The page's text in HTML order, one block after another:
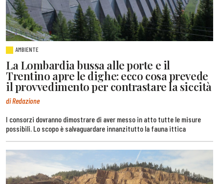
AMBIENTE
La Lombardia bussa alle porte e il
Trentino apre le dighe: ecco cosa prevede
il provvedimento per contrastare la siccità
di Redazione
I consorzi dovranno dimostrare di aver messo in atto tutte le misure
possibili. Lo scopo è salvaguardare innanzitutto la fauna ittica